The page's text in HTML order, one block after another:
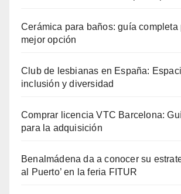
Cerámica para baños: guía completa
mejor opción
Club de lesbianas en España:
inclusión y diversidad
Comprar licencia VTC Barcelona:
para la adquisición
Benalmádena da a conocer su
al Puerto’ en la feria FITUR